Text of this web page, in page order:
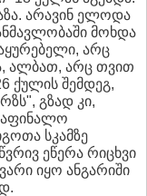
არავინ ელოდა
მოხდა
არც
ალბათ, არც თვით
ქულის შემდეგ,
გზად კი,
სკამზე
ეწერა რიცხვი
იყო ანგარიში